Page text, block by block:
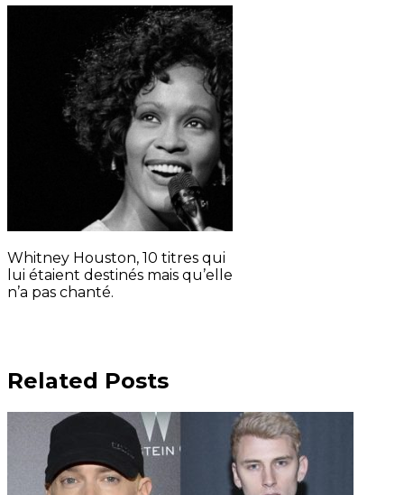
Whitney Houston, 10 titres qui
lui étaient destinés mais qu’elle
n’a pas chanté.
Related Posts